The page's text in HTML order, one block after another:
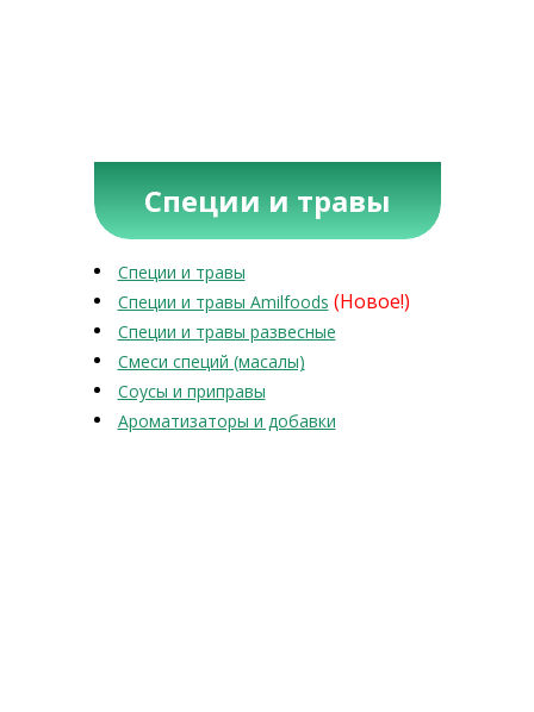
Специи и травы
Специи и травы
Специи и травы Amilfoods (Новое!)
Специи и травы развесные
Смеси специй (масалы)
Соусы и приправы
Ароматизаторы и добавки